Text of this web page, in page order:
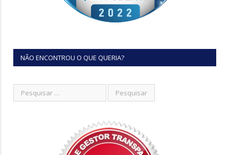
NÃO ENCONTROU O QUE QUERIA?